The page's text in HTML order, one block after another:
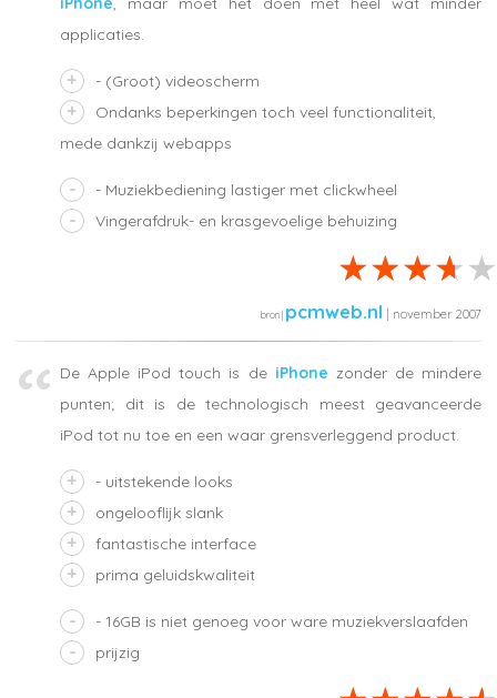
applicaties.
- (Groot) videoscherm
Ondanks beperkingen toch veel functionaliteit,
mede dankzij webapps
- Muziekbediening lastiger met clickwheel
Vingerafdruk- en krasgevoelige behuizing
pcmweb.nl | november 2007
De Apple iPod touch is de iPhone zonder de mindere
punten; dit is de technologisch meest geavanceerde
iPod tot nu toe en een waar grensverleggend product.
- uitstekende looks
ongelooflijk slank
fantastische interface
prima geluidskwaliteit
- 16GB is niet genoeg voor ware muziekverslaafden
prijzig